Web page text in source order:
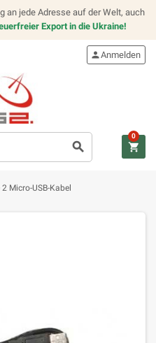
an jede Adresse auf der Welt, auch
Export in die Ukraine!
search
personAnmelden
shopping_cart
0
Micro-USB-Kabel